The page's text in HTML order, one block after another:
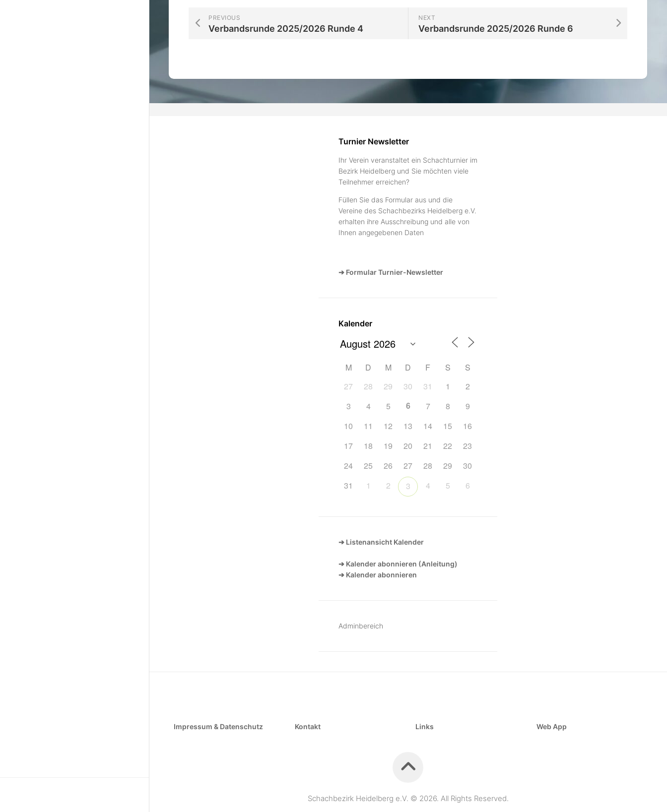
NEXT
Verbandsrunde 2025/2026 Runde 6
PREVIOUS
Verbandsrunde 2025/2026 Runde 4
Turnier Newsletter
Ihr Verein veranstaltet ein Schachturnier im
Bezirk Heidelberg und Sie möchten viele
Teilnehmer erreichen?
Füllen Sie das Formular aus und die
Vereine des Schachbezirks Heidelberg e.V.
erhalten ihre Ausschreibung und alle von
Ihnen angegebenen Daten
➔ Formular Turnier-Newsletter
Kalender
M D M D F S
S
27
28 29 30 31 1
2
3
4 5 6 7 8
9
10
11 12 13 14 15
16
17
18 19 20 21 22
23
24
25 26 27 28 29
30
31
1 2 3 4 5 6
➔ Listenansicht Kalender
➔ Kalender abonnieren (Anleitung)
➔ Kalender abonnieren
Adminbereich
Impressum & Datenschutz Kontakt Links Web App
Schachbezirk Heidelberg e.V. © 2026. All Rights Reserved.